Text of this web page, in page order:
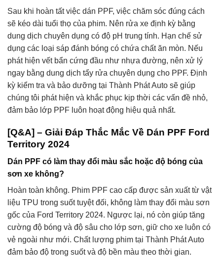
Sau khi hoàn tất việc dán PPF, việc chăm sóc đúng cách
sẽ kéo dài tuổi thọ của phim. Nên rửa xe định kỳ bằng
dung dịch chuyên dụng có độ pH trung tính. Hạn chế sử
dụng các loại sáp đánh bóng có chứa chất ăn mòn. Nếu
phát hiện vết bẩn cứng đầu như nhựa đường, nên xử lý
ngay bằng dung dịch tẩy rửa chuyên dụng cho PPF. Định
kỳ kiểm tra và bảo dưỡng tại Thành Phát Auto sẽ giúp
chúng tôi phát hiện và khắc phục kịp thời các vấn đề nhỏ,
đảm bảo lớp PPF luôn hoạt động hiệu quả nhất.
[Q&A] – Giải Đáp Thắc Mắc Về Dán PPF Ford
Territory 2024
Dán PPF có làm thay đổi màu sắc hoặc độ bóng của
sơn xe không?
Hoàn toàn không. Phim PPF cao cấp được sản xuất từ vật
liệu TPU trong suốt tuyệt đối, không làm thay đổi màu sơn
gốc của Ford Territory 2024. Ngược lại, nó còn giúp tăng
cường độ bóng và độ sâu cho lớp sơn, giữ cho xe luôn có
vẻ ngoài như mới. Chất lượng phim tại Thành Phát Auto
đảm bảo độ trong suốt và độ bền màu theo thời gian.